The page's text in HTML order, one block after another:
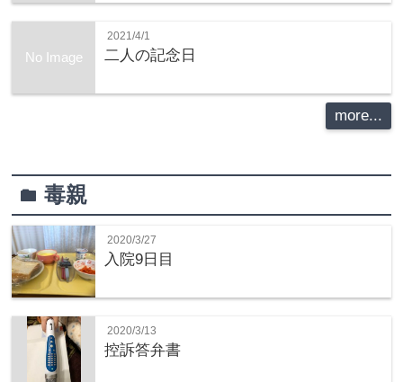
No Image
2021/4/1
二人の記念日
more...
folder毒親
2020/3/27
入院9日目
2020/3/13
控訴答弁書